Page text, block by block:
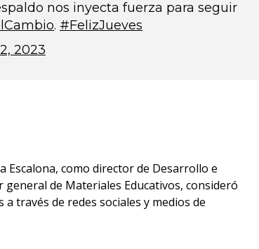
nos inyecta fuerza para seguir
. #FelizJueves
2023
Escalona, como director de Desarrollo e
general de Materiales Educativos, consideró
través de redes sociales y medios de